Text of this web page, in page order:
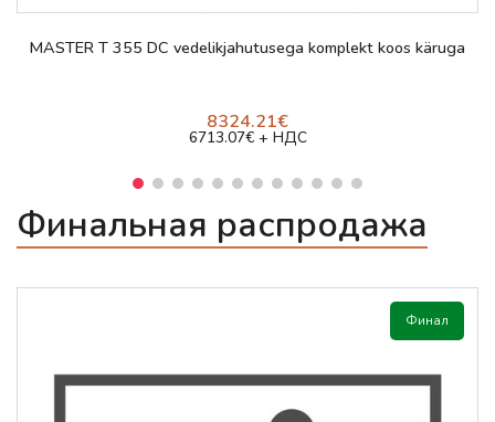
Просмотр и заказ
MASTER T 355 DC vedelikjahutusega komplekt koos käruga
8324.21€
6713.07€ + НДС
Финальная распродажа
Финал